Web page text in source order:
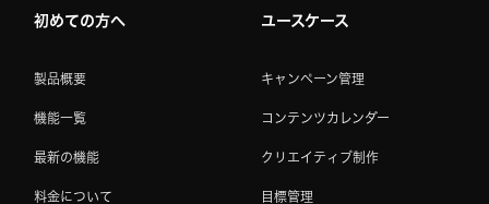
初めての方へ
製品概要
機能一覧
最新の機能
料金について
ユースケース
キャンペーン管理
コンテンツカレンダー
クリエイティブ制作
目標管理